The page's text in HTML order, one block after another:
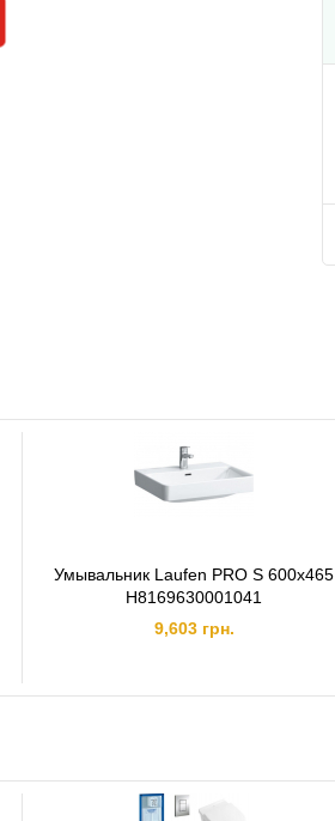
Умывальник Laufen PRO S 600x465
H8169630001041
9,603 грн.